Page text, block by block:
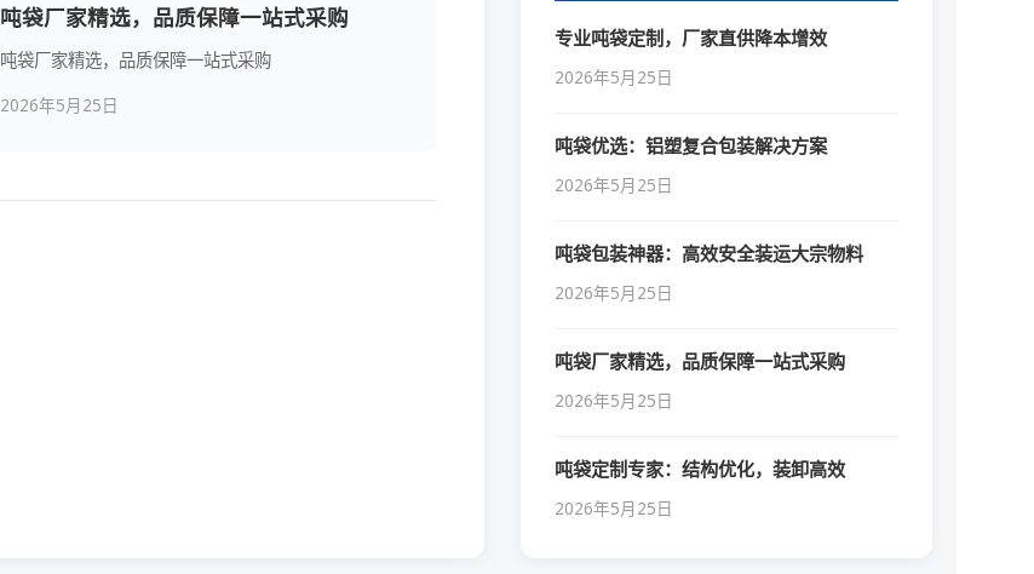
吨袋厂家精选，品质保障一站式采购
吨袋厂家精选，品质保障一站式采购
2026年5月25日
专业吨袋定制，厂家直供降本增效
2026年5月25日
吨袋优选：铝塑复合包装解决方案
2026年5月25日
吨袋包装神器：高效安全装运大宗物料
2026年5月25日
吨袋厂家精选，品质保障一站式采购
2026年5月25日
吨袋定制专家：结构优化，装卸高效
2026年5月25日